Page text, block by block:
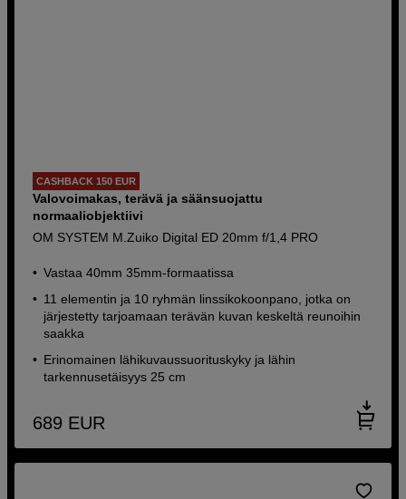
CASHBACK 150 EUR
Valovoimakas, terävä ja säänsuojattu
normaaliobjektiivi
OM SYSTEM M.Zuiko Digital ED 20mm f/1,4 PRO
Vastaa 40mm 35mm-formaatissa
11 elementin ja 10 ryhmän linssikokoonpano, jotka on
järjestetty tarjoamaan terävän kuvan keskeltä reunoihin
saakka
Erinomainen lähikuvaussuorituskyky ja lähin
tarkennusetäisyys 25 cm
689 EUR